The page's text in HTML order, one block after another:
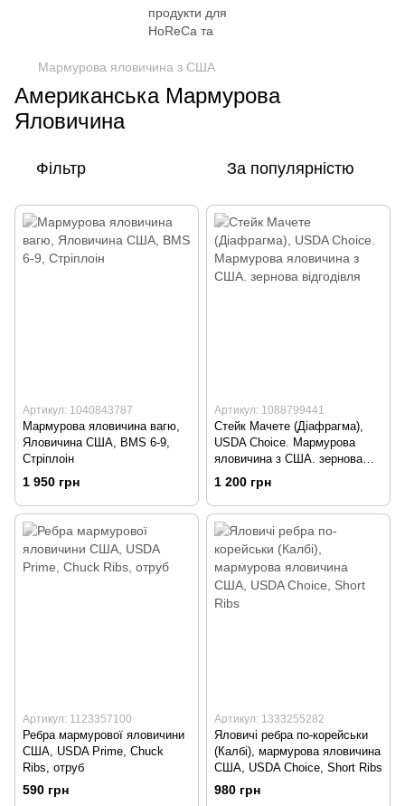
Мармурова яловичина з США
Американська Мармурова
Яловичина
Фільтр За популярністю
Артикул: 1040843787
Мармурова яловичина вагю,
Яловичина США, BMS 6-9,
Стріплоін
1 950 грн
Артикул: 1088799441
Стейк Мачете (Діафрагма),
USDA Choice. Мармурова
яловичина з США. зернова
відгодівля
1 200 грн
Артикул: 1123357100
Ребра мармурової яловичини
США, USDA Prime, Chuck
Ribs, отруб
590 грн
Артикул: 1333255282
Яловичі ребра по-корейськи
(Калбі), мармурова яловичина
США, USDA Choice, Short Ribs
980 грн